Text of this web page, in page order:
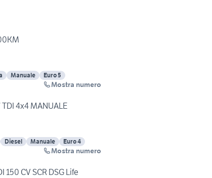
Manuale
Euro 5
Mostra numero
4x4 MANUALE
Diesel Manuale
Euro 4
Mostra numero
CV SCR DSG Life